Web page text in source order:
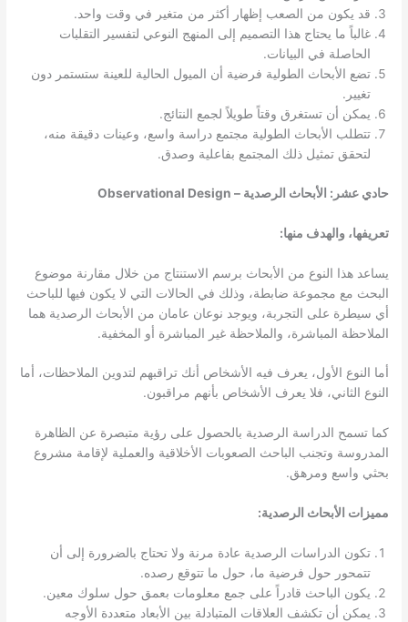
قد يكون من الصعب إظهار أكثر من متغير في وقت واحد.
غالباً ما يحتاج هذا التصميم إلى المنهج النوعي لتفسير التقلبات
الحاصلة في البيانات.
تضع الأبحاث الطولية فرضية أن الميول الحالية للعينة ستستمر دون
تغيير.
يمكن أن تستغرق وقتاً طويلاً لجمع النتائج.
تتطلب الأبحاث الطولية مجتمع دراسة واسع، وعينات دقيقة منه،
لتحقق تمثيل ذلك المجتمع بفاعلية وصدق.
حادي عشر: الأبحاث الرصدية – Observational Design
تعريفها، والهدف منها:
يساعد هذا النوع من الأبحاث برسم الاستنتاج من خلال مقارنة موضوع
البحث مع مجموعة ضابطة، وذلك في الحالات التي لا يكون فيها للباحث
أي سيطرة على التجربة، ويوجد نوعان عامان من الأبحاث الرصدية هما
الملاحظة المباشرة، والملاحظة غير المباشرة أو المخفية.
أما النوع الأول، يعرف فيه الأشخاص أنك تراقبهم لتدوين الملاحظات، أما
النوع الثاني، فلا يعرف الأشخاص بأنهم مراقبون.
كما تسمح الدراسة الرصدية بالحصول على رؤية متبصرة عن الظاهرة
المدروسة وتجنب الباحث الصعوبات الأخلاقية والعملية لإقامة مشروع
بحثي واسع ومرهق.
مميزات الأبحاث الرصدية:
تكون الدراسات الرصدية عادة مرنة ولا تحتاج بالضرورة إلى أن
تتمحور حول فرضية ما، حول ما تتوقع رصده.
يكون الباحث قادراً على جمع معلومات بعمق حول سلوك معين.
يمكن أن تكشف العلاقات المتبادلة بين الأبعاد متعددة الأوجه